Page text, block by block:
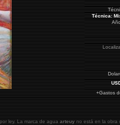
Técnica:
+Gastos
ley. La marca de aguaarteuyno está en la obra